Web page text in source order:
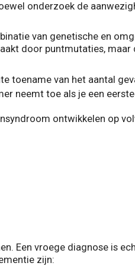
onderzoek de
van genetische en
door puntmutaties,
toename van het aantal
neemt toe als je een
ontwikkelen op
Een vroege diagnose is
zijn: